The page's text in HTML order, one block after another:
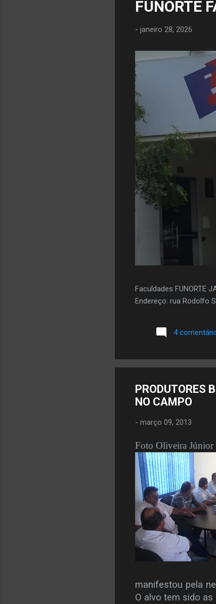
FUNORTE
- janeiro 28, 2026
Faculdades
Endereço: rua Rodolfo
4
PRODUTORES
NO CAMPO
- março 09, 2013
Foto Oliveira Júnior
manifestou pela
O alvo tem sido